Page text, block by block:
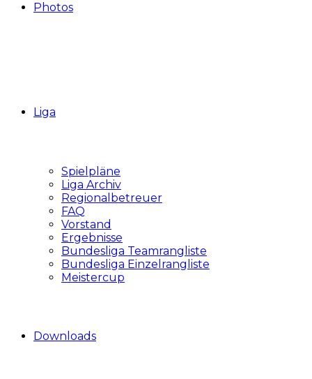
Photos
Liga
Spielpläne
Liga Archiv
Regionalbetreuer
FAQ
Vorstand
Ergebnisse
Bundesliga Teamrangliste
Bundesliga Einzelrangliste
Meistercup
Downloads